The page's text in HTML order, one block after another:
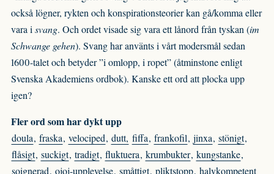
också lögner, rykten och konspirationsteorier kan gå/komma eller
vara i svang. Och ordet visade sig vara ett lånord från tyskan (im
Schwange gehen). Svang har använts i vårt modersmål sedan
1600-talet och betyder ”i omlopp, i ropet” (åtminstone enligt
Svenska Akademiens ordbok). Kanske ett ord att plocka upp
igen?
Fler ord som har dykt upp
doula, fraska, velociped, dutt, fiffa, frankofil, jinxa, stönigt,
flåsigt, suckigt, tradigt, fluktuera, krumbukter, kungstanke,
soignerad, ojoj-upplevelse, småttigt, pliktstopp, halvkompetent